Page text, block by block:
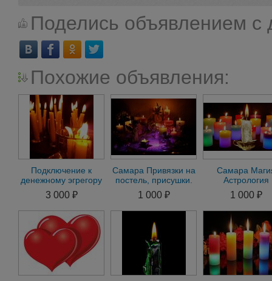
Поделись объявлением с
Похожие объявления:
Подключение к
денежному эгрегору
в Самаре. Магия
вуду. Бокор вуду
3 000 ₽
Самара Привязки на
постель, присушки.
Помощь в день
обращения
1 000 ₽
Самара
Астрология
Семейный
на Любимого
Любовная
1 000 ₽